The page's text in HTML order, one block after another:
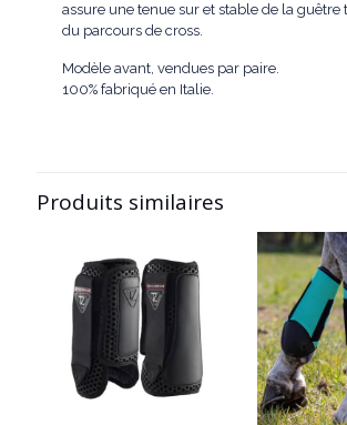
assure une tenue sur et stable de la guêtre
du parcours de cross.
Modèle avant, vendues par paire.
100% fabriqué en Italie.
Produits similaires